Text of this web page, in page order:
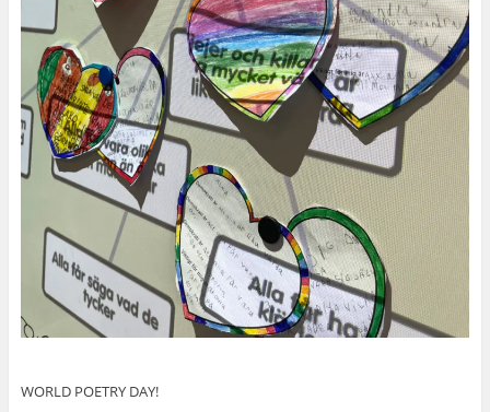
WORLD POETRY DAY!